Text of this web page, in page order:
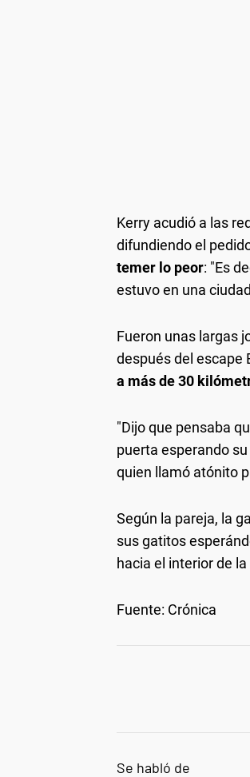
Kerry acudió a las
difundiendo el
temer lo peor: "Es
estuvo en una
Fueron unas largas
después del escape
a más de 30
"Dijo que pensaba
puerta esperando
quien llamó atónito
Según la pareja, la
sus gatitos
hacia el interior de la
Fuente: Crónica
Se habló de